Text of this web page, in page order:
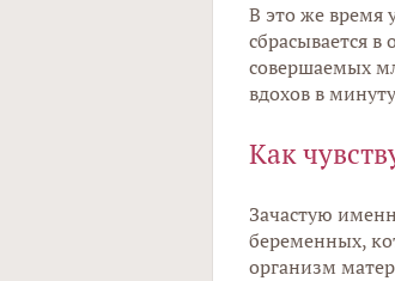
В это же время
сбрасывается
совершаемых
вдохов в
Как
Зачаcтую
беременных,
организм